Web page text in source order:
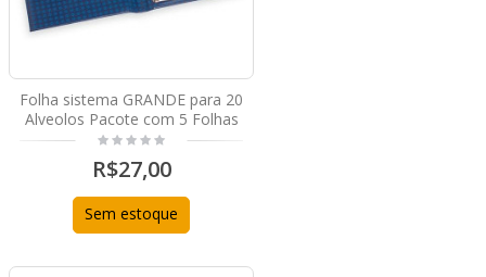
Folha sistema GRANDE para 20
Alveolos Pacote com 5 Folhas
R$27,00
Sem estoque